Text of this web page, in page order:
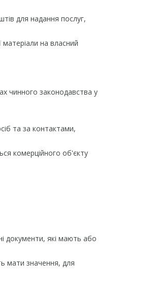
для надання послуг,
матеріали на власний
чинного законодавства у
та за контактами,
комерційного об'єкту
документи, які мають або
мати значення, для